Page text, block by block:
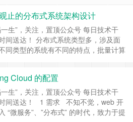
止的分布式系统架构设计
一生”，关注，置顶公众号 每日技术干
间送达！ 分布式系统类型多，涉及面
同类型的系统有不同的特点，批量计算
搜索系统，分布式分析系统等。 我们
下Elasticsearch的架构。 1
继续阅读 »
Cloud 的配置
一生”，关注，置顶公众号 每日技术干
间送达！ 1 需求 不知不觉，web 开
“微服务”、”分布式” 的时代，致力于提